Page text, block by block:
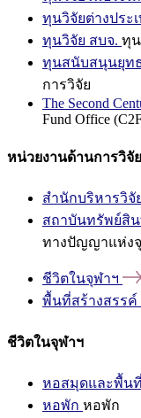
ทุนวิจัยต่างประ
ทุนวิจัย สบจ. ทุน
ทุนสนับสนุนยุท
การวิจัย
The Second
Fund Office
หน่วยงานด้านการวิจัย
สำนักบริหารวิจั
สถาบันทรัพย์สิ
ทางปัญญาแห่ง
ชีวิตในจุฬาฯ
พื้นที่สร้างสรรค์
ชีวิตในจุฬาฯ
หอสมุดและพื้น
หอพัก หอพัก